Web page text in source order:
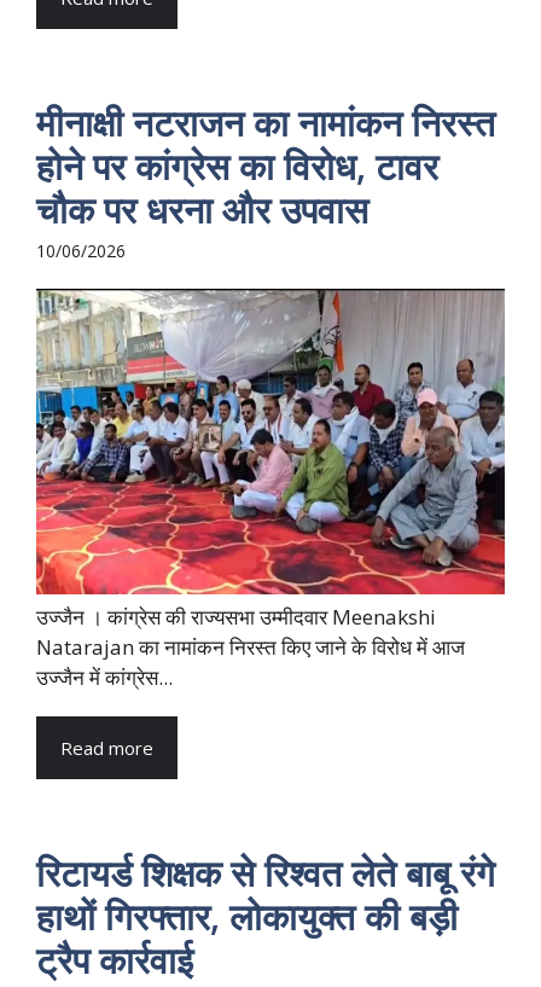
मीनाक्षी नटराजन का नामांकन निरस्त
होने पर कांग्रेस का विरोध, टावर
चौक पर धरना और उपवास
10/06/2026
उज्जैन । कांग्रेस की राज्यसभा उम्मीदवार Meenakshi
Natarajan का नामांकन निरस्त किए जाने के विरोध में आज
उज्जैन में कांग्रेस...
Read more
रिटायर्ड शिक्षक से रिश्वत लेते बाबू रंगे
हाथों गिरफ्तार, लोकायुक्त की बड़ी
ट्रैप कार्रवाई